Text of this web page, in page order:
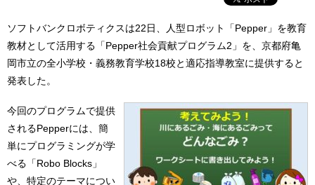
ソフトバンクロボティクスは22日、人型ロボット「Pepper」を教育
教材として活用する「Pepper社会貢献プログラム2」を、京都府亀
岡市立の全小学校・義務教育学校18校と適応指導教室に提供すると
発表した。
今回のプログラムで提供
されるPepperには、簡
単にプログラミングが学
べる「Robo Blocks」
や、特定のテーマについ